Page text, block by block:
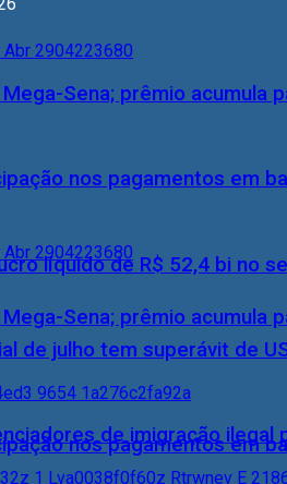
Sena; prêmio acumula
nos pagamentos em
Sena; prêmio acumula
nos pagamentos em
líquido de R$ 52,4 bi no
de julho tem superávit de
de imigração ilegal